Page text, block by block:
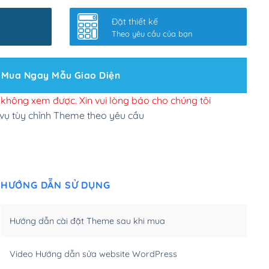
slider chính (+200,000₫)
site Wordpress(+100,000₫)
đăng web(+300,000₫)
tuỳ chọn
(+450,000₫)
Đặt thiết kế
Theo yêu cầu của bạn
Mua Ngay Mẫu Giao Diện
xem được. Xin vui lòng báo cho chúng tôi
tùy chỉnh Theme theo yêu cầu
HƯỚNG DẪN SỬ DỤNG
Hướng dẫn cài đặt Theme sau khi mua
Video Hướng dẫn sửa website WordPress